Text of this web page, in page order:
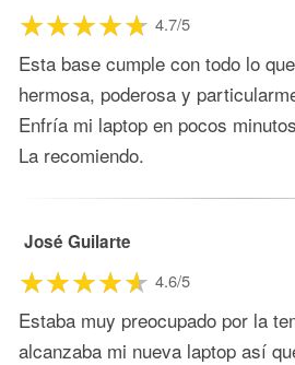
4.7/5
Esta base cumple con todo lo
hermosa, poderosa y
Enfría mi laptop en pocos
La recomiendo.
José Guilarte
4.6/5
Estaba muy preocupado por la
alcanzaba mi nueva laptop así